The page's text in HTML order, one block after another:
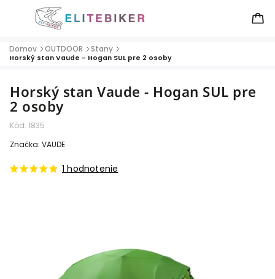
Domov / OUTDOOR / Stany /
Horský stan Vaude - Hogan SUL pre 2 osoby
Horský stan Vaude - Hogan SUL pre
2 osoby
Kód: 1835
1 hodnotenie
Značka: VAUDE